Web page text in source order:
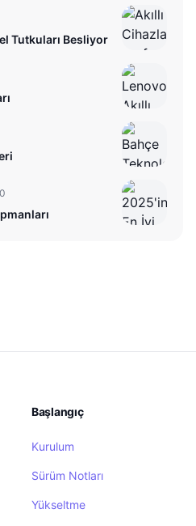
Tutkuları Besliyor
Başlangıç
Kurulum
Sürüm Notları
Yükseltme